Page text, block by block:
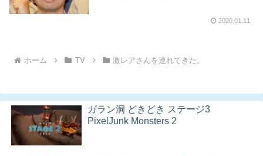
2020.01.11
ホーム TV 激レアさんを連れてきた。
ガラン洞 どきどき ステージ3
PixelJunk Monsters 2